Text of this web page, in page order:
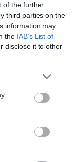
of the further
third parties on the
information may
the IAB’s List of
disclose it to other
Rýchlo som
seba, namočila
som sa ním tam
hodila
ma zavolali
na stôl, otočila
že som
na sebe extra